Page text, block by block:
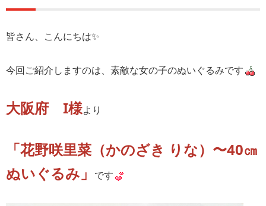
皆さん、こんにちは✨
今回ご紹介しますのは、素敵な女の子のぬいぐるみです
大阪府 I様より
「花野咲里菜（かのざき りな）〜40㎝
ぬいぐるみ」
です